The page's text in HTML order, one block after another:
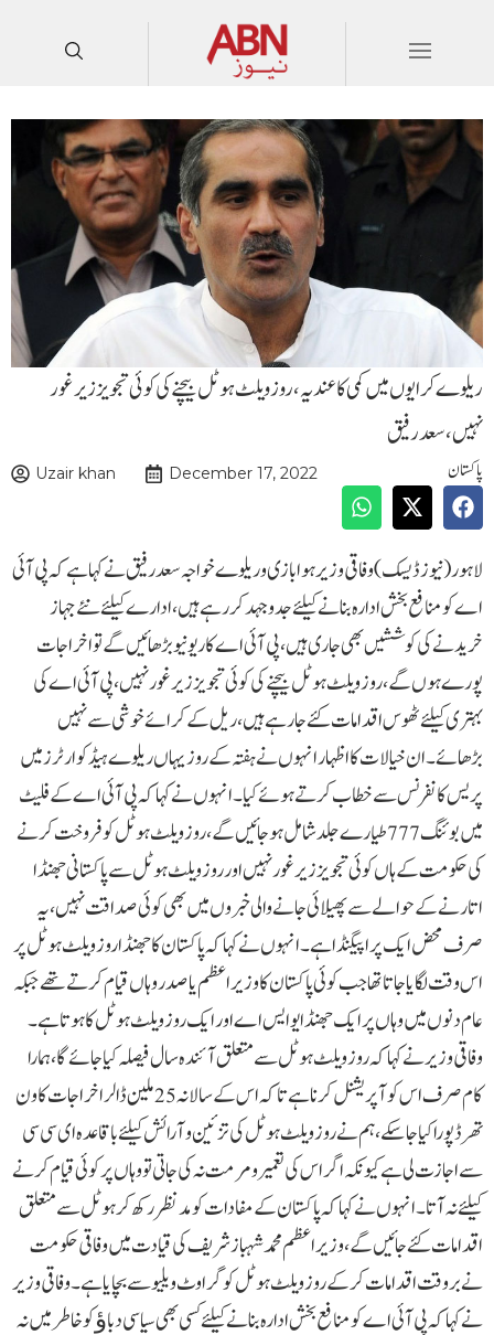
ریلوے کرایوں میں کمی کا عندیہ، روز ویلٹ ہو ٹل بیچنے کی کوئی تجویز زیر غور
نہیں،سعد رفیق
پاکستان Uzair khan December 17, 2022
لاہور (نیوز ڈیسک)وفاقی وزیر ہوابازی وریلوے خواجہ سعد رفیق نے کہا ہے کہ پی آ ئی
اے کو منافع بخش ادارہ بنانے کیلئے جدو جہد کر رہے ہیں،ادارے کیلئے نئے جہاز
خریدنے کی کو ششیں بھی جاری ہیں،پی آ ئی اے کا ریونیو بڑ ھائیں گے تو اخراجات
پورے ہو ں گے،روز ویلٹ ہو ٹل بیچنے کی کوئی تجویز زیر غور نہیں،پی آ ئی اے کی
بہتری کیلئے ٹھوس اقدامات کئے جارہے ہیں، ریل کے کرائے خوشی سے نہیں
بڑھائے۔ ان خیالات کا اظہار انہوں نے ہفتہ کے روز یہاں ریلوے ہیڈکوارٹرز میں
پریس کانفرنس سے خطاب کرتے ہو ئے کیا۔انہوں نے کہا کہ پی آ ئی اے کے فلیٹ
میں بوئنگ777 طیارے جلد شامل ہو جائیں گے، روز ویلٹ ہو ٹل کو فروخت کرنے
کی حکومت کے ہاں کو ئی تجویز زیر غور نہیں اور روز ویلٹ ہو ٹل سے پاکستانی جھنڈا
اتارنے کے حوالے سے پھیلائی جانے والی خبروں میں بھی کوئی صداقت نہیں ،یہ
صرف محض ایک پراپیگنڈا ہے۔انہوں نے کہا کہ پاکستان کا جھنڈا روز ویلٹ ہوٹل پر
اس وقت لگایا جاتا تھا جب کوئی پاکستان کا وزیر اعظم یا صدر وہاں قیا م کر تے تھے جبکہ
عام دنوں میں وہاں پر ایک جھنڈا یو ایس اے اور ایک روز ویلٹ ہوٹل کا ہو تا ہے۔
وفاقی وزیر نے کہا کہ روز ویلٹ ہوٹل سے متعلق آ ئندہ سال فیصلہ کیا جا ئے گا،ہمارا
کام صرف اس کو آ پریشنل کرنا ہے تاکہ اس کے سالانہ25 ملین ڈالر اخراجات کا ون
تھرڈ پورا کیا جا سکے، ہم نے روز ویلٹ ہوٹل کی تزئین و آ رائش کیلئے باقاعدہ ای سی سی
سے اجازت لی ہے کیونکہ اگر اس کی تعمیرو مرمت نہ کی جاتی تو وہاں پر کوئی قیام کرنے
کیلئے نہ آ تا۔انہوں نے کہا کہ پاکستان کے مفادات کو مد نظر رکھ کر ہوٹل سے متعلق
اقدامات کئے جائیں گے،وزیر اعظم محمد شہباز شریف کی قیادت میں وفاقی حکومت
نے بر وقت اقدامات کرکے روز ویلٹ ہوٹل کو گراوٹ ویلیو سے بچایا ہے۔ وفاقی وزیر
نے کہا کہ پی آ ئی اے کومنافع بخش ادارہ بنانے کیلئے کسی بھی سیاسی دباﺅ کو خاطر میں نہ